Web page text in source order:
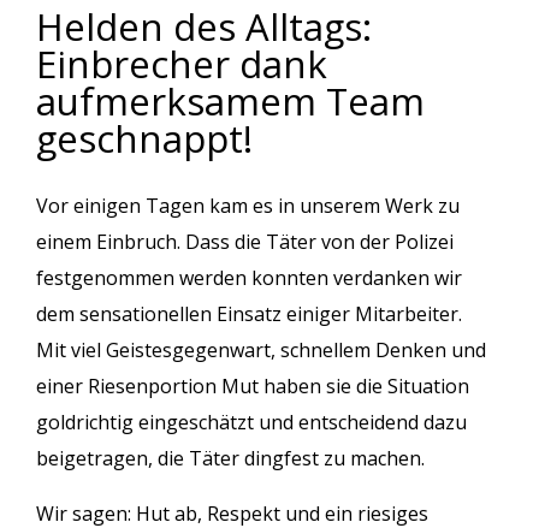
Helden des Alltags:
Einbrecher dank
aufmerksamem Team
geschnappt!
Vor einigen Tagen kam es in unserem Werk zu
einem Einbruch. Dass die Täter von der Polizei
festgenommen werden konnten verdanken wir
dem sensationellen Einsatz einiger Mitarbeiter.
Mit viel Geistesgegenwart, schnellem Denken und
einer Riesenportion Mut haben sie die Situation
goldrichtig eingeschätzt und entscheidend dazu
beigetragen, die Täter dingfest zu machen.
Wir sagen: Hut ab, Respekt und ein riesiges